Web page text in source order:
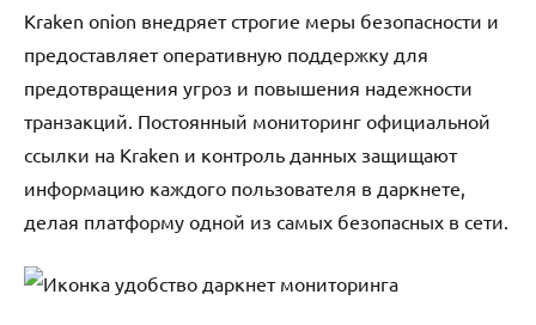
Kraken onion внедряет строгие меры безопасности и
предоставляет оперативную поддержку для
предотвращения угроз и повышения надежности
транзакций. Постоянный мониторинг официальной
ссылки на Kraken и контроль данных защищают
информацию каждого пользователя в даркнете,
делая платформу одной из самых безопасных в сети.